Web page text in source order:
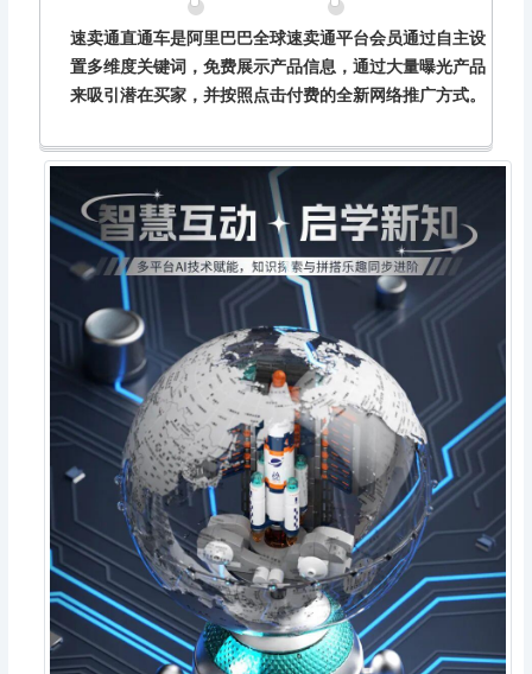
速卖通直通车是阿里巴巴全球速卖通平台会员通过自主设
置多维度关键词，免费展示产品信息，通过大量曝光产品
来吸引潜在买家，并按照点击付费的全新网络推广方式。